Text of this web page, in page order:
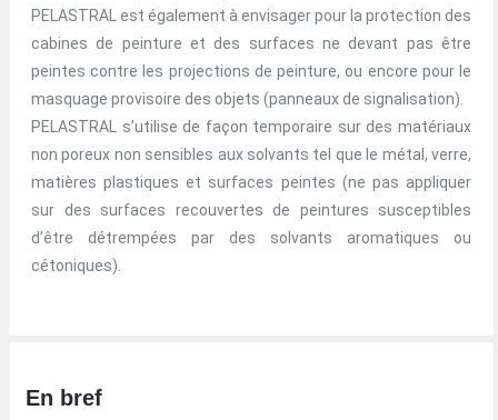
PELASTRAL est également à envisager pour la protection des
cabines de peinture et des surfaces ne devant pas être
peintes contre les projections de peinture, ou encore pour le
masquage provisoire des objets (panneaux de signalisation).
PELASTRAL s’utilise de façon temporaire sur des matériaux
non poreux non sensibles aux solvants tel que le métal, verre,
matières plastiques et surfaces peintes (ne pas appliquer
sur des surfaces recouvertes de peintures susceptibles
d’être détrempées par des solvants aromatiques ou
cétoniques).
En bref